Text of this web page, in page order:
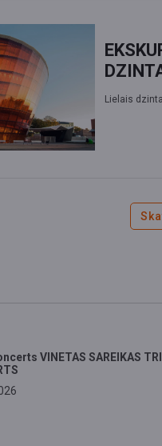
Lielais
VINETAS SAREIKAS